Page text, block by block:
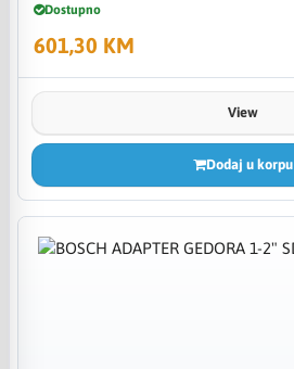
Dostupno
601,30 KM
View
Dodaj u korpu